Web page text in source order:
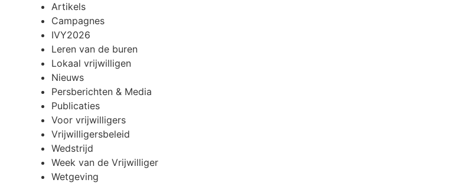
Artikels
Campagnes
IVY2026
Leren van de buren
Lokaal vrijwilligen
Nieuws
Persberichten & Media
Publicaties
Voor vrijwilligers
Vrijwilligersbeleid
Wedstrijd
Week van de Vrijwilliger
Wetgeving